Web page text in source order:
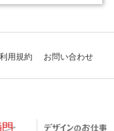
利用規約 お問い合わせ